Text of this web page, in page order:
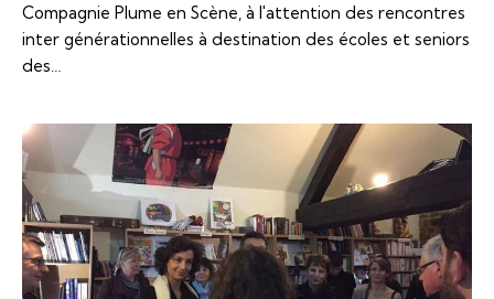
Compagnie Plume en Scène, à l'attention des rencontres
inter générationnelles à destination des écoles et seniors
des…